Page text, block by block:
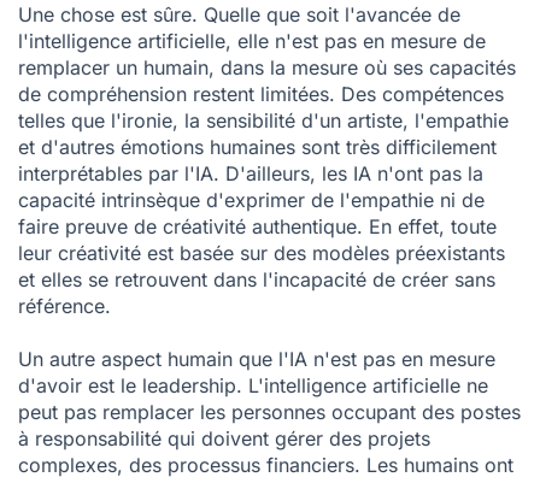
Une chose est sûre. Quelle que soit l'avancée de
l'intelligence artificielle, elle n'est pas en mesure de
remplacer un humain, dans la mesure où ses capacités
de compréhension restent limitées. Des compétences
telles que l'ironie, la sensibilité d'un artiste, l'empathie
et d'autres émotions humaines sont très difficilement
interprétables par l'IA. D'ailleurs, les IA n'ont pas la
capacité intrinsèque d'exprimer de l'empathie ni de
faire preuve de créativité authentique. En effet, toute
leur créativité est basée sur des modèles préexistants
et elles se retrouvent dans l'incapacité de créer sans
référence.
Un autre aspect humain que l'IA n'est pas en mesure
d'avoir est le leadership. L'intelligence artificielle ne
peut pas remplacer les personnes occupant des postes
à responsabilité qui doivent gérer des projets
complexes, des processus financiers. Les humains ont